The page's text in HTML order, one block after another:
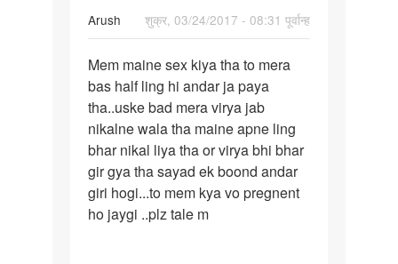
Arush
शुक्र, 03/24/2017 - 08:31 पूर्वान्ह
Mem
maine
sex
kiya
tha
to
Mem maine sex kiya tha to mera
bas half ling hi andar ja paya
tha..uske bad mera virya jab
nikalne wala tha maine apne ling
bhar nikal liya tha or virya bhi bhar
gir gya tha sayad ek boond andar
giri hogi...to mem kya vo pregnent
ho jaygi ..plz tale m